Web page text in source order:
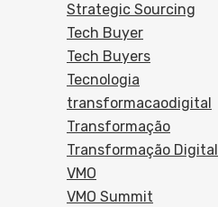
Strategic Sourcing
Tech Buyer
Tech Buyers
Tecnologia
transformacaodigital
Transformação
Transformação Digital
VMO
VMO Summit